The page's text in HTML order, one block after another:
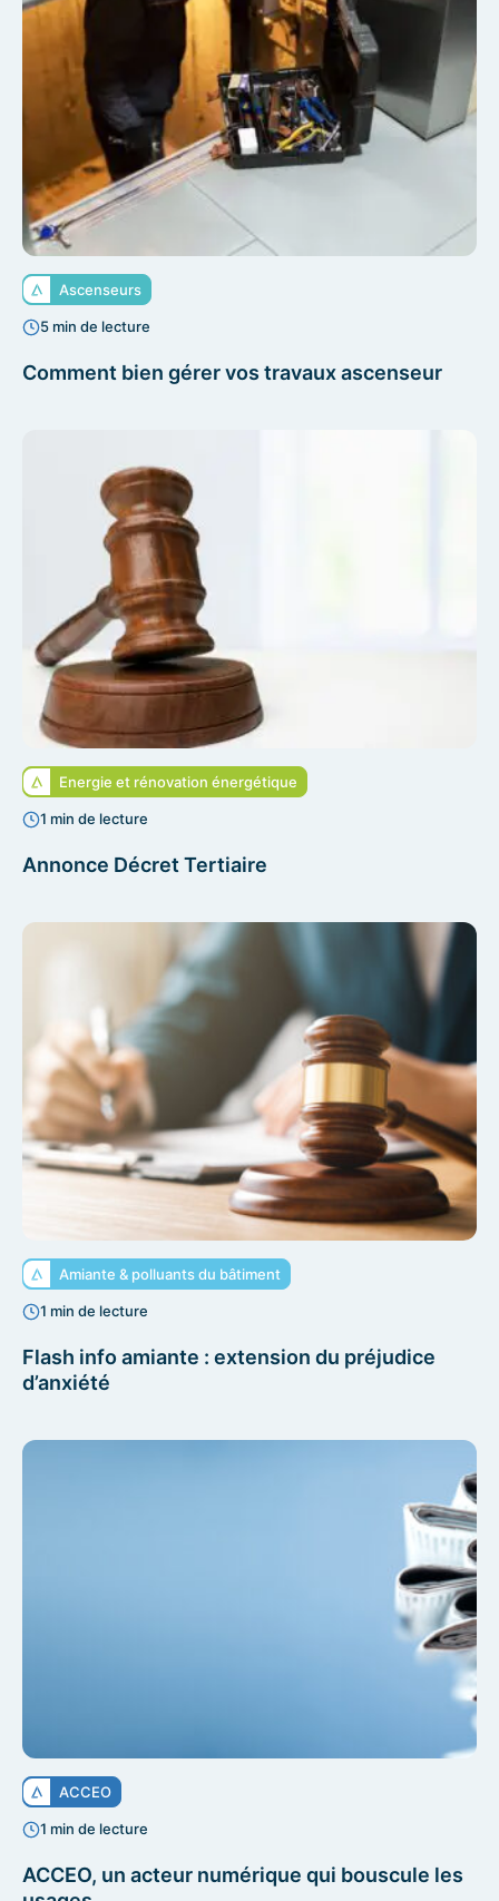
Ascenseurs
5 min de lecture
Comment bien gérer vos travaux ascenseur
Energie et rénovation énergétique
1 min de lecture
Annonce Décret Tertiaire
Amiante & polluants du bâtiment
1 min de lecture
Flash info amiante : extension du préjudice
d’anxiété
ACCEO
1 min de lecture
ACCEO, un acteur numérique qui bouscule les